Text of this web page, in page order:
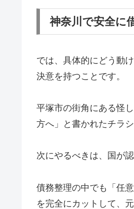
神奈川で安全に
では、具体的にどう動
決意を持つことです。
平塚市の街角にある怪
方へ」と書かれたチラ
次にやるべきは、国が
債務整理の中でも「任
を完全にカットして、